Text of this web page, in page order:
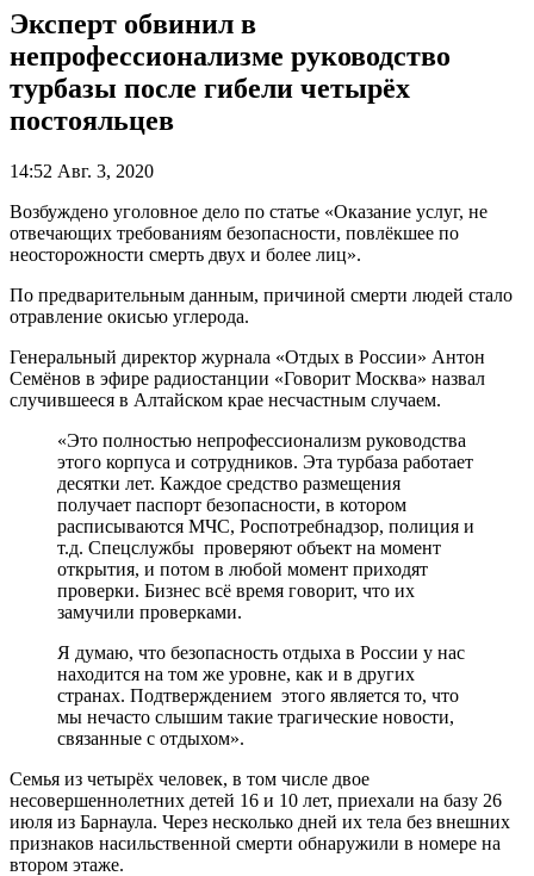
Эксперт обвинил в
непрофессионализме руководство
турбазы после гибели четырёх
постояльцев
14:52 Авг. 3, 2020
Возбуждено уголовное дело по статье «Оказание услуг, не
отвечающих требованиям безопасности, повлёкшее по
неосторожности смерть двух и более лиц».
По предварительным данным, причиной смерти людей стало
отравление окисью углерода.
Генеральный директор журнала «Отдых в России» Антон
Семёнов в эфире радиостанции «Говорит Москва» назвал
случившееся в Алтайском крае несчастным случаем.
«Это полностью непрофессионализм руководства
этого корпуса и сотрудников. Эта турбаза работает
десятки лет. Каждое средство размещения
получает паспорт безопасности, в котором
расписываются МЧС, Роспотребнадзор, полиция и
т.д. Спецслужбы проверяют объект на момент
открытия, и потом в любой момент приходят
проверки. Бизнес всё время говорит, что их
замучили проверками.
Я думаю, что безопасность отдыха в России у нас
находится на том же уровне, как и в других
странах. Подтверждением этого является то, что
мы нечасто слышим такие трагические новости,
связанные с отдыхом».
Семья из четырёх человек, в том числе двое
несовершеннолетних детей 16 и 10 лет, приехали на базу 26
июля из Барнаула. Через несколько дней их тела без внешних
признаков насильственной смерти обнаружили в номере на
втором этаже.